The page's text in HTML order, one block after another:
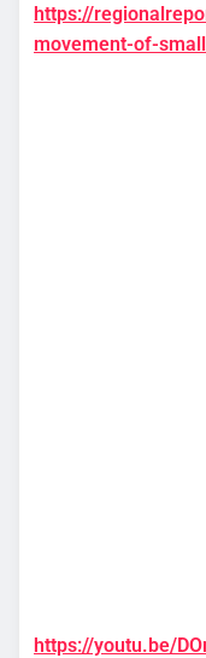
https://
movement-of-
https://youtu.be/